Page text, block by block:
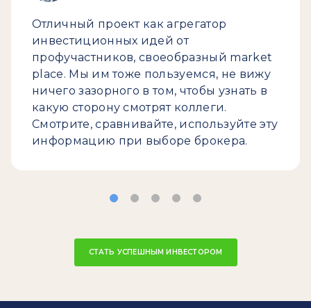
Отличный проект как агрегатор
инвестиционных идей от
профучастников, своеобразный market
place. Мы им тоже пользуемся, не вижу
ничего зазорного в том, чтобы узнать в
какую сторону смотрят коллеги.
Смотрите, сравнивайте, используйте эту
информацию при выборе брокера.
СТАТЬ УСПЕШНЫМ ИНВЕСТОРОМ